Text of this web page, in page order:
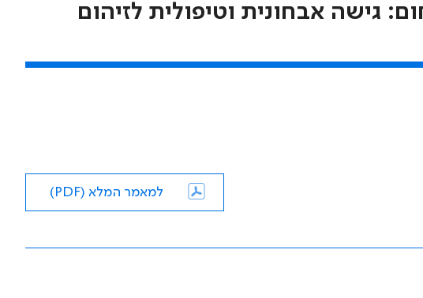
גישה אבחונית וטיפולית לזיהום
למאמר המלא (PDF)